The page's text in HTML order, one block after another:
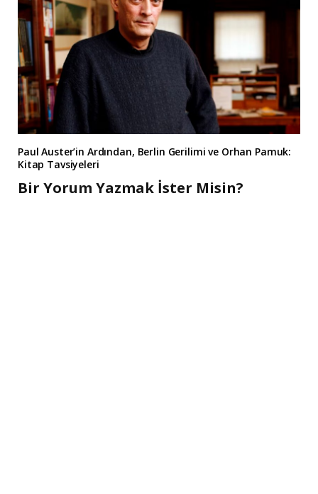
Paul Auster’in Ardından, Berlin Gerilimi ve Orhan Pamuk:
Kitap Tavsiyeleri
Bir Yorum Yazmak İster Misin?